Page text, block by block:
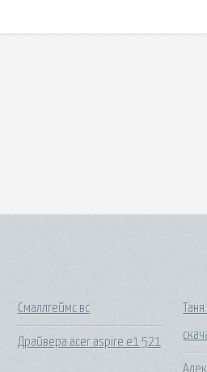
Смаллгеймс вс
Драйвера acer aspire e1 521